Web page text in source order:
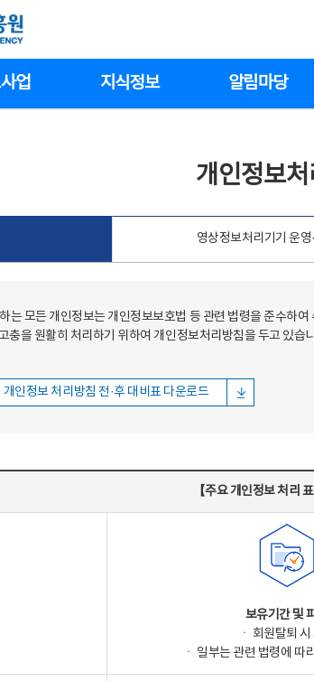
업 지식정보 알림마당
개인정보처
영상정보처리기기 운영
모든 개인정보는 개인정보보호법 등 관련 법령을 준수하여
충을 원활히 처리하기 위하여 개인정보처리방침을 두고 있습
개인정보 처리방침 전·후 대비표 다운로드
【주요 개인정보 처리
보유기간 및
ㆍ 회원탈퇴 시
ㆍ 일부는 관련 법령에 따